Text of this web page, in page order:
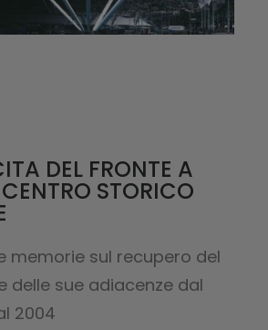
DEL FRONTE A
STORICO
memorie sul recupero del
delle sue adiacenze dal
2004